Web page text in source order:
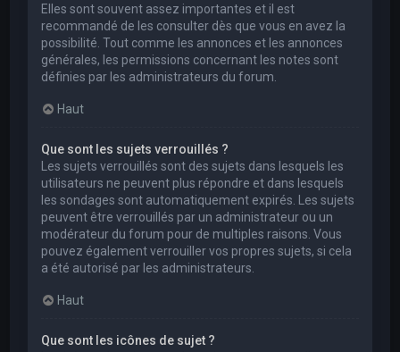
Elles sont souvent assez importantes et il est
recommandé de les consulter dès que vous en avez la
possibilité. Tout comme les annonces et les annonces
générales, les permissions concernant les notes sont
définies par les administrateurs du forum.
Haut
Que sont les sujets verrouillés ?
Les sujets verrouillés sont des sujets dans lesquels les
utilisateurs ne peuvent plus répondre et dans lesquels
les sondages sont automatiquement expirés. Les sujets
peuvent être verrouillés par un administrateur ou un
modérateur du forum pour de multiples raisons. Vous
pouvez également verrouiller vos propres sujets, si cela
a été autorisé par les administrateurs.
Haut
Que sont les icônes de sujet ?